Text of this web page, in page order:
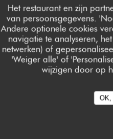
Het restaurant en zijn
van persoonsgegevens.
Andere optionele cookies
navigatie te analyseren,
netwerken) of
'Weiger alle' of
wijzigen door op
OK,
RISOTTO NERO